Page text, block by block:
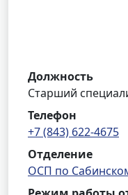
Должность
Старший
Телефон
+7 (843) 622-4675
Отделение
ОСП по